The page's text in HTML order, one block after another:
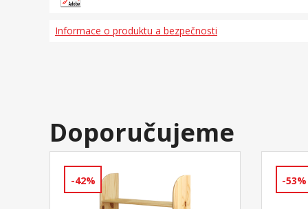
Informace o produktu a bezpečnosti
Doporučujeme
-42% -53%